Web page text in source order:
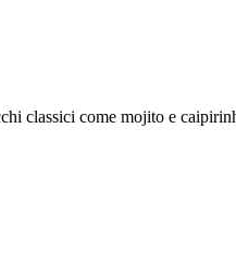
classici come mojito e